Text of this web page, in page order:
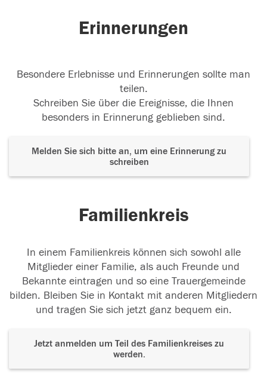
Erinnerungen
Besondere Erlebnisse und Erinnerungen sollte man
teilen.
Schreiben Sie über die Ereignisse, die Ihnen
besonders in Erinnerung geblieben sind.
Melden Sie sich bitte an, um eine Erinnerung zu
schreiben
Familienkreis
In einem Familienkreis können sich sowohl alle
Mitglieder einer Familie, als auch Freunde und
Bekannte eintragen und so eine Trauergemeinde
bilden. Bleiben Sie in Kontakt mit anderen Mitgliedern
und tragen Sie sich jetzt ganz bequem ein.
Jetzt anmelden um Teil des Familienkreises zu
werden.